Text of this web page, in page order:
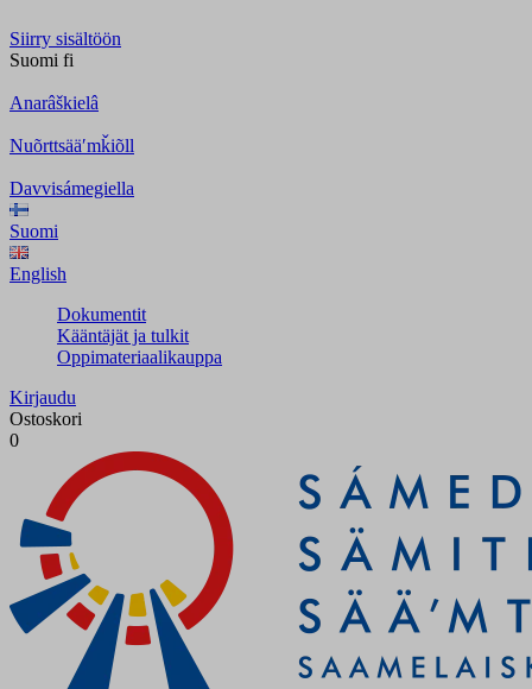
Siirry sisältöön
Suomi fi
Anarâškielâ
Nuõrttsääʹmǩiõll
Davvisámegiella
Suomi
English
Dokumentit
Kääntäjät ja tulkit
Oppimateriaalikauppa
Kirjaudu
Ostoskori
0